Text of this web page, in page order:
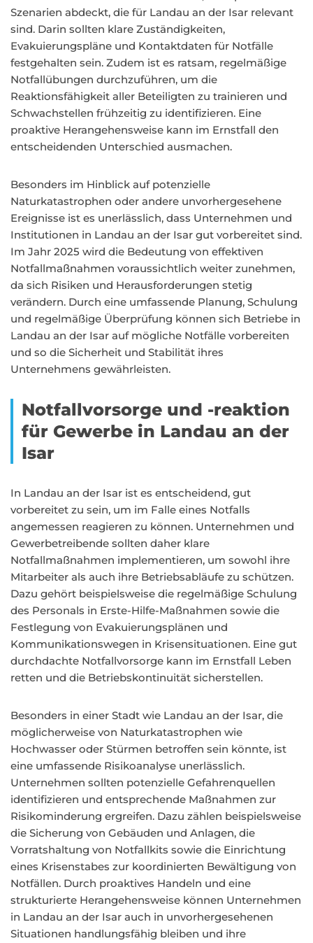
Szenarien abdeckt, die für Landau an der Isar relevant
sind. Darin sollten klare Zuständigkeiten,
Evakuierungspläne und Kontaktdaten für Notfälle
festgehalten sein. Zudem ist es ratsam, regelmäßige
Notfallübungen durchzuführen, um die
Reaktionsfähigkeit aller Beteiligten zu trainieren und
Schwachstellen frühzeitig zu identifizieren. Eine
proaktive Herangehensweise kann im Ernstfall den
entscheidenden Unterschied ausmachen.
Besonders im Hinblick auf potenzielle
Naturkatastrophen oder andere unvorhergesehene
Ereignisse ist es unerlässlich, dass Unternehmen und
Institutionen in Landau an der Isar gut vorbereitet sind.
Im Jahr 2025 wird die Bedeutung von effektiven
Notfallmaßnahmen voraussichtlich weiter zunehmen,
da sich Risiken und Herausforderungen stetig
verändern. Durch eine umfassende Planung, Schulung
und regelmäßige Überprüfung können sich Betriebe in
Landau an der Isar auf mögliche Notfälle vorbereiten
und so die Sicherheit und Stabilität ihres
Unternehmens gewährleisten.
Notfallvorsorge und -reaktion
für Gewerbe in Landau an der
Isar
In Landau an der Isar ist es entscheidend, gut
vorbereitet zu sein, um im Falle eines Notfalls
angemessen reagieren zu können. Unternehmen und
Gewerbetreibende sollten daher klare
Notfallmaßnahmen implementieren, um sowohl ihre
Mitarbeiter als auch ihre Betriebsabläufe zu schützen.
Dazu gehört beispielsweise die regelmäßige Schulung
des Personals in Erste-Hilfe-Maßnahmen sowie die
Festlegung von Evakuierungsplänen und
Kommunikationswegen in Krisensituationen. Eine gut
durchdachte Notfallvorsorge kann im Ernstfall Leben
retten und die Betriebskontinuität sicherstellen.
Besonders in einer Stadt wie Landau an der Isar, die
möglicherweise von Naturkatastrophen wie
Hochwasser oder Stürmen betroffen sein könnte, ist
eine umfassende Risikoanalyse unerlässlich.
Unternehmen sollten potenzielle Gefahrenquellen
identifizieren und entsprechende Maßnahmen zur
Risikominderung ergreifen. Dazu zählen beispielsweise
die Sicherung von Gebäuden und Anlagen, die
Vorratshaltung von Notfallkits sowie die Einrichtung
eines Krisenstabes zur koordinierten Bewältigung von
Notfällen. Durch proaktives Handeln und eine
strukturierte Herangehensweise können Unternehmen
in Landau an der Isar auch in unvorhergesehenen
Situationen handlungsfähig bleiben und ihre